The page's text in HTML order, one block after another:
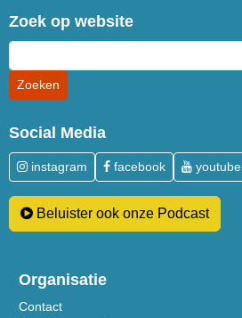
Zoek op website
Social Media
instagram facebook youtube
Beluister ook onze Podcast
Organisatie
Contact